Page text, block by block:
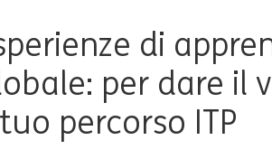
di
per dare il
percorso ITP